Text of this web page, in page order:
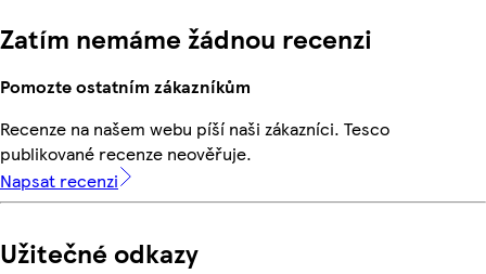
Zatím nemáme žádnou recenzi
Pomozte ostatním zákazníkům
Recenze na našem webu píší naši zákazníci. Tesco
publikované recenze neověřuje.
Napsat recenzi
Užitečné odkazy